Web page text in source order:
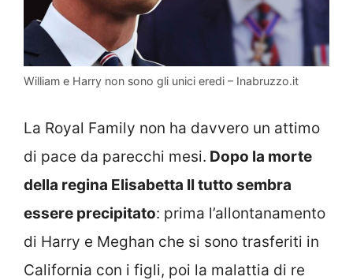
William e Harry non sono gli unici eredi – Inabruzzo.it
La Royal Family non ha davvero un attimo
di pace da parecchi mesi. Dopo la morte
della regina Elisabetta II tutto sembra
essere precipitato: prima l’allontanamento
di Harry e Meghan che si sono trasferiti in
California con i figli, poi la malattia di re